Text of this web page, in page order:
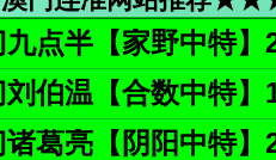
点半【家野中特】
伯温【合数中特】
葛亮【阴阳中特】